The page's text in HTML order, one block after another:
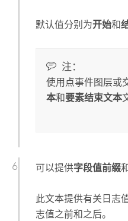
默认值分别为开始和
注：
使用点事件图层或
本和要素结束文本
可以提供字段值前缀
此文本提供有关日志
志值之前和之后。